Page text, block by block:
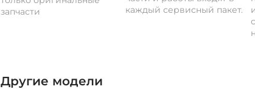
запчасти
каждый сервисный пакет.
Другие модели